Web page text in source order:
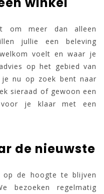
om meer dan alleen
jullie een beleving
voelt en waar je
op het gebied van
nu op zoek bent naar
sieraad of gewoon een
je klaar met een
de nieuwste
op de hoogte te blijven
bezoeken regelmatig